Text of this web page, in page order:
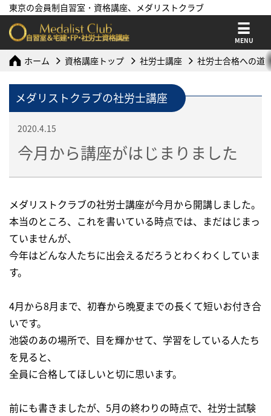
東京の会員制自習室・資格講座、メダリストクラブ
MENU
ホーム 資格講座トップ 社労士講座 社労士合格への道
メダリストクラブの社労士講座
2020.4.15
今月から講座がはじまりました
メダリストクラブの社労士講座が今月から開講しました。
本当のところ、これを書いている時点では、まだはじまっ
ていませんが、
今年はどんな人たちに出会えるだろうとわくわくしていま
す。
4月から8月まで、初春から晩夏までの長くて短いお付き合
いです。
池袋のあの場所で、目を輝かせて、学習をしている人たち
を見ると、
全員に合格してほしいと切に思います。
前にも書きましたが、5月の終わりの時点で、社労士試験